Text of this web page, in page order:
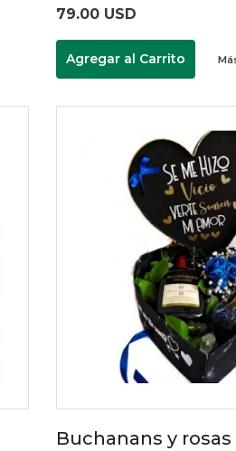
79.00 USD
Agregar al Carrito
Buchanans y